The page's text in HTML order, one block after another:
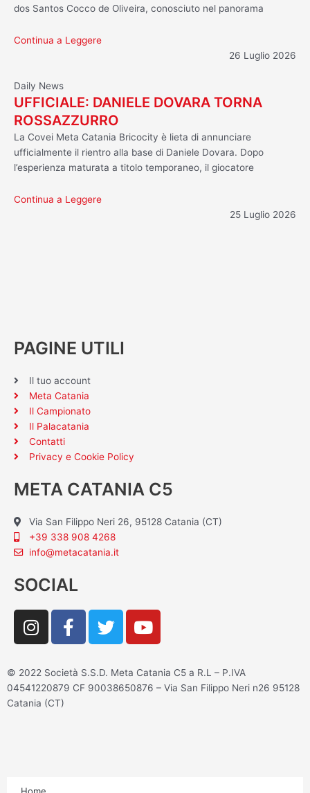
dos Santos Cocco de Oliveira, conosciuto nel panorama
Continua a Leggere
26 Luglio 2026
Daily News
UFFICIALE: DANIELE DOVARA TORNA
ROSSAZZURRO
La Covei Meta Catania Bricocity è lieta di annunciare
ufficialmente il rientro alla base di Daniele Dovara. Dopo
l’esperienza maturata a titolo temporaneo, il giocatore
Continua a Leggere
25 Luglio 2026
PAGINE UTILI
Il tuo account
Meta Catania
Il Campionato
Il Palacatania
Contatti
Privacy e Cookie Policy
META CATANIA C5
Via San Filippo Neri 26, 95128 Catania (CT)
+39 338 908 4268
info@metacatania.it
SOCIAL
I
n
t
a
g
F
a
e
b
T
w
t
t
Y
o
t
u
© 2022 Società S.S.D. Meta Catania C5 a R.L – P.IVA
04541220879 CF 90038650876 – Via San Filippo Neri n26 95128
Catania (CT)